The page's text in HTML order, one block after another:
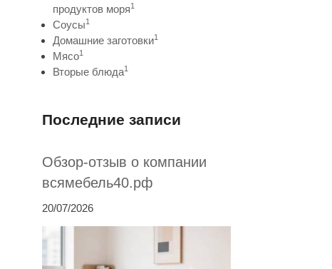
продуктов моря1
Соусы1
Домашние заготовки1
Мясо1
Вторые блюда1
Последние записи
Обзор-отзыв о компании
всямебель40.рф
20/07/2026